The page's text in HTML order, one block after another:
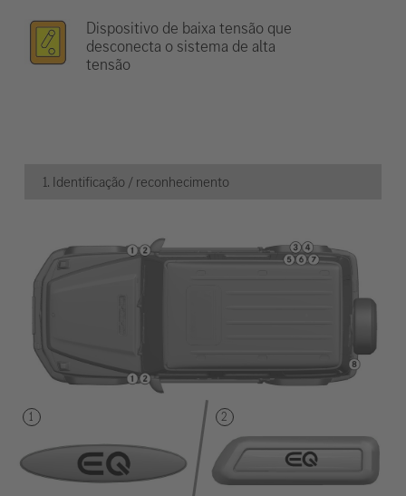
Dispositivo de baixa tensão que
desconecta o sistema de alta
tensão
1. Identificação / reconhecimento